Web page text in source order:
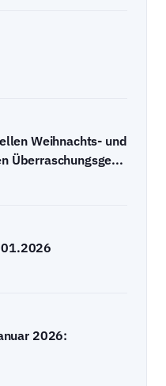
Weihnachts- und
Überraschungsge...
2026: